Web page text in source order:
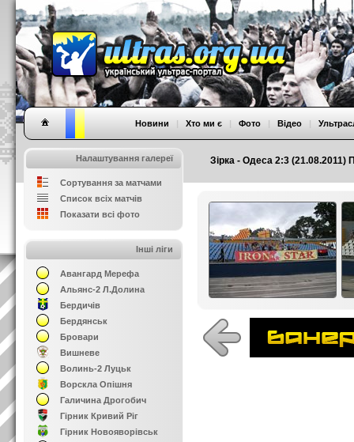
Зірка - Одеса 2:3 (21.08.2011)
Новини | Хто ми є | Фото | Відео |
Налаштування галереї
Сортування за матчами
Список всіх матчів
Показати всі фото
Інші ліги
Авангард Мерефа
Альянс-2 Л.Долина
Бердичів
Бердянськ
Бровари
Вишневе
Волинь-2 Луцьк
Ворскла Опішня
Галичина Дрогобич
Гірник Кривий Ріг
Гірник Новояворівськ